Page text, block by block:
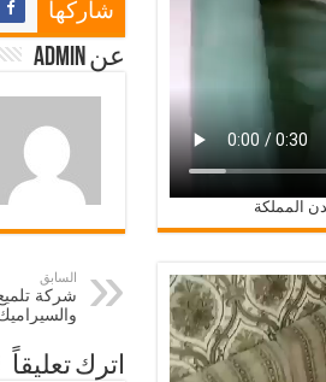
شاركها
عن admin
السابق
شركة
اترك تعليقاً
المملكة